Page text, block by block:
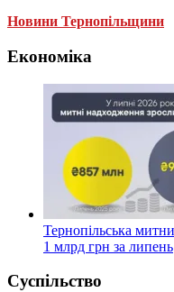
Новини Тернопільщини
Економіка
Тернопільська
1 млрд грн за липень
Суспільство